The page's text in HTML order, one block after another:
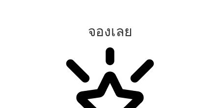
จองเลย